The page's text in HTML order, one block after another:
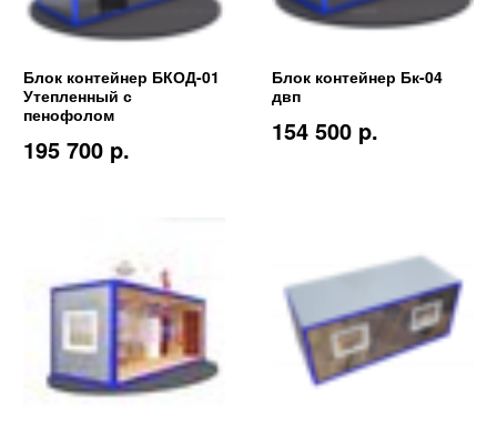
Блок контейнер БКОД-01
Утепленный с
пенофолом
195 700 p.
Блок контейнер Бк-04
двп
154 500 p.